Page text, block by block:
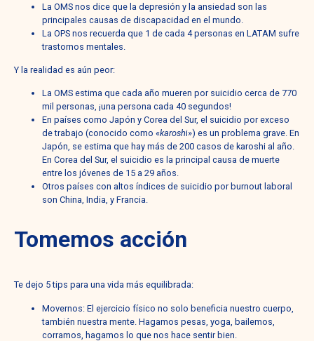
La OMS nos dice que la depresión y la ansiedad son las
principales causas de discapacidad en el mundo.
La OPS nos recuerda que 1 de cada 4 personas en LATAM sufre
trastornos mentales.
Y la realidad es aún peor:
La OMS estima que cada año mueren por suicidio cerca de 770
mil personas, ¡una persona cada 40 segundos!
En países como Japón y Corea del Sur, el suicidio por exceso
de trabajo (conocido como «karoshi») es un problema grave. En
Japón, se estima que hay más de 200 casos de karoshi al año.
En Corea del Sur, el suicidio es la principal causa de muerte
entre los jóvenes de 15 a 29 años.
Otros países con altos índices de suicidio por burnout laboral
son China, India, y Francia.
Tomemos acción
Te dejo 5 tips para una vida más equilibrada:
Movernos: El ejercicio físico no solo beneficia nuestro cuerpo,
también nuestra mente. Hagamos pesas, yoga, bailemos,
corramos, hagamos lo que nos hace sentir bien.